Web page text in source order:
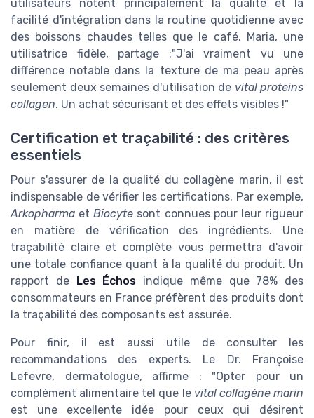
utilisateurs notent principalement la qualité et la
facilité d'intégration dans la routine quotidienne avec
des boissons chaudes telles que le café. Maria, une
utilisatrice fidèle, partage :"J'ai vraiment vu une
différence notable dans la texture de ma peau après
seulement deux semaines d'utilisation de vital proteins
collagen. Un achat sécurisant et des effets visibles !"
Certification et traçabilité : des critères
essentiels
Pour s'assurer de la qualité du collagène marin, il est
indispensable de vérifier les certifications. Par exemple,
Arkopharma etBiocyte sont connues pour leur rigueur
en matière de vérification des ingrédients. Une
traçabilité claire et complète vous permettra d'avoir
une totale confiance quant à la qualité du produit. Un
rapport de
Les Échos indique même que 78% des
consommateurs en France préfèrent des produits dont
la traçabilité des composants est assurée.
Pour finir, il est aussi utile de consulter les
recommandations des experts. Le Dr. Françoise
Lefevre, dermatologue, affirme : "Opter pour un
complément alimentaire tel que le vital collagène marin
est une excellente idée pour ceux qui désirent